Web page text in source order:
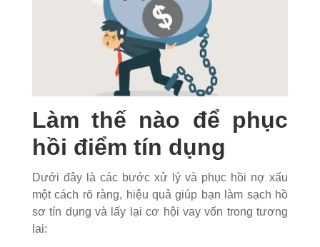
Làm thế nào để phục
hồi điểm tín dụng
Dưới đây là các bước xử lý và phục hồi nợ xấu
một cách rõ ràng, hiệu quả giúp bạn làm sạch hồ
sơ tín dụng và lấy lại cơ hội vay vốn trong tương
lai: